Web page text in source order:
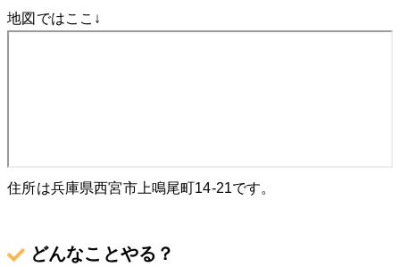
地図ではここ↓
住所は兵庫県西宮市上鳴尾町14-21です。
どんなことやる？